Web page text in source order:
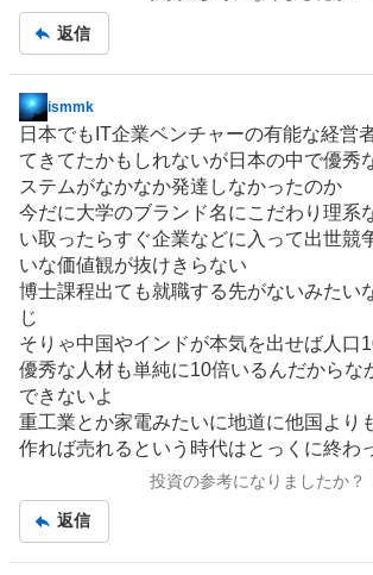
返信
掲
示
板
記
事
ismmk
日本でもIT企業ベンチャーの有能な経営
てきてたかもしれないが日本の中で優秀
ステムがなかなか発達しなかったのか
今だに大学のブランド名にこだわり理系
い取ったらすぐ企業などに入って出世競
いな価値観が抜けきらない
博士課程出ても就職する先がないみたい
じ
そりゃ中国やインドが本気を出せば人口
優秀な人材も単純に10倍いるんだからな
できないよ
重工業とか家電みたいに地道に他国より
作れば売れるという時代はとっくに終わ
投資の参考になりましたか？
返信